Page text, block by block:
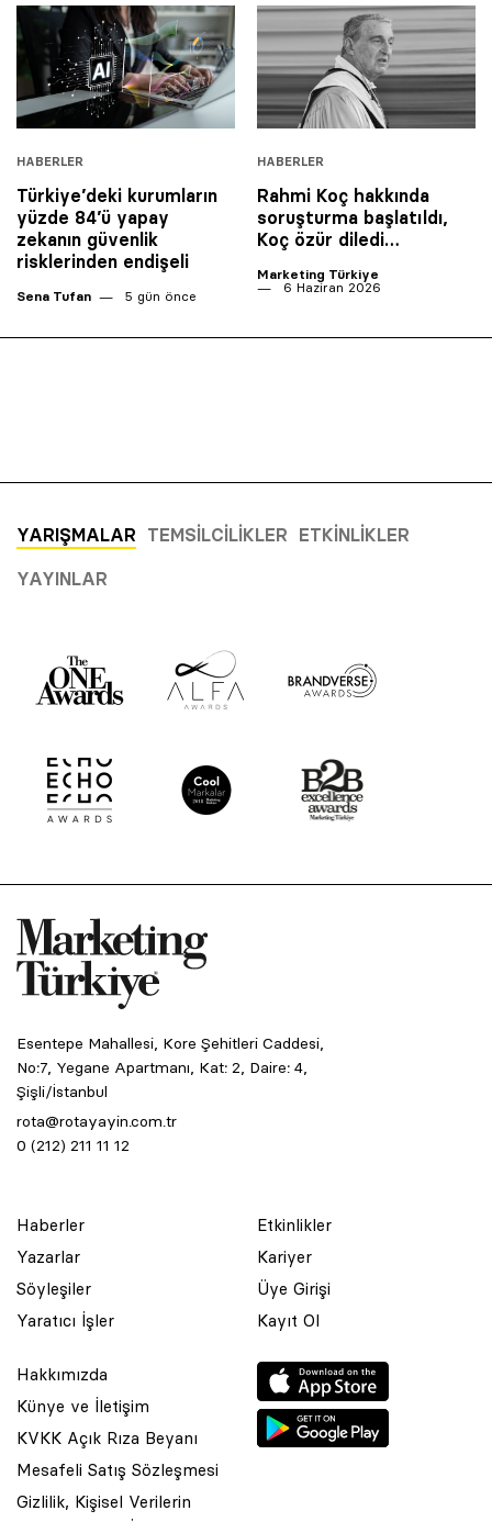
HABERLER
Türkiye’deki kurumların
yüzde 84’ü yapay
zekanın güvenlik
risklerinden endişeli
Sena Tufan 5 gün önce
HABERLER
Rahmi Koç hakkında
soruşturma başlatıldı,
Koç özür diledi…
Marketing Türkiye
6 Haziran 2026
YARIŞMALAR TEMSILCILIKLER ETKINLIKLER
YAYINLAR
Esentepe Mahallesi, Kore Şehitleri Caddesi,
No:7, Yegane Apartmanı, Kat: 2, Daire: 4,
Şişli/İstanbul
rota@rotayayin.com.tr
0 (212) 211 11 12
Haberler
Yazarlar
Söyleşiler
Yaratıcı İşler
Etkinlikler
Kariyer
Üye Girişi
Kayıt Ol
Hakkımızda
Künye ve İletişim
KVKK Açık Rıza Beyanı
Mesafeli Satış Sözleşmesi
Gizlilik, Kişisel Verilerin